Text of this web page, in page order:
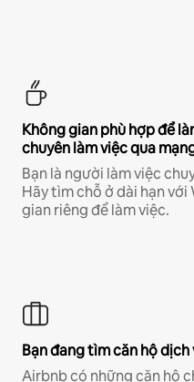
Không gian phù hợp để
chuyên làm việc qua
Bạn là người làm việc
Hãy tìm chỗ ở dài hạn
gian riêng để làm việc.
Bạn đang tìm căn hộ dịch
Airbnb có những căn hộ